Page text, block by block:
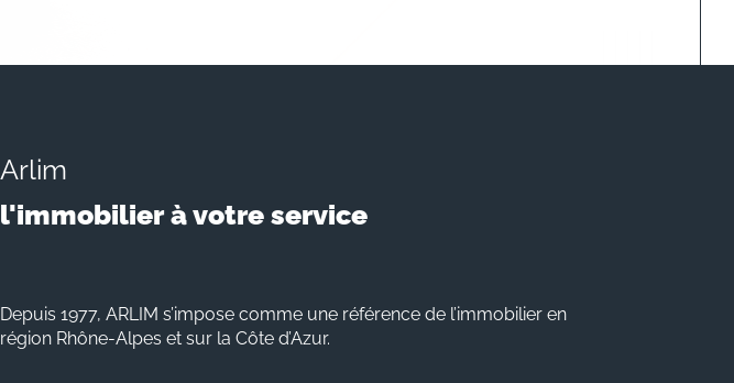
Arlim
l'immobilier à votre service
Depuis 1977, ARLIM s’impose comme une référence de l’immobilier en
région Rhône-Alpes et sur la Côte d’Azur.